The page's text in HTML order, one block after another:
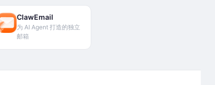
ClawEmail
为 AI Agent 打造的独立
邮箱